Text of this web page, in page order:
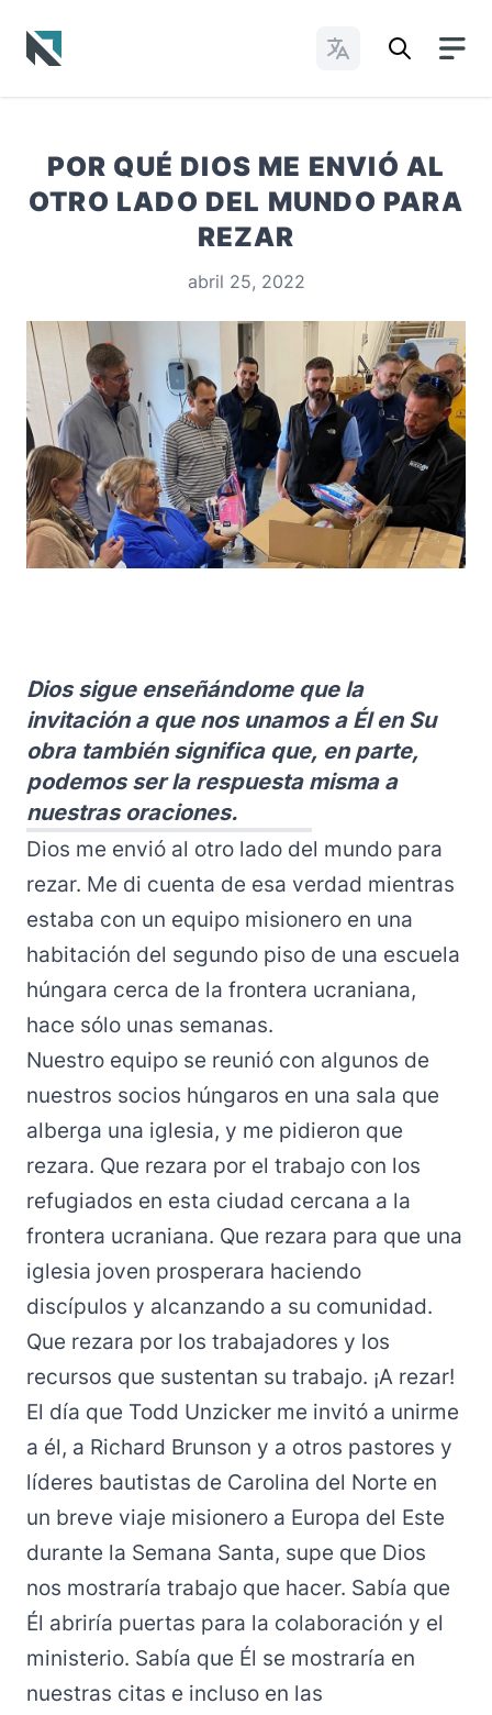
Cambiar idioma
POR QUÉ DIOS ME ENVIÓ AL
OTRO LADO DEL MUNDO PARA
REZAR
abril 25, 2022
Dios sigue enseñándome que la
invitación a que nos unamos a Él en Su
obra también significa que, en parte,
podemos ser la respuesta misma a
nuestras oraciones.
Dios me envió al otro lado del mundo para
rezar. Me di cuenta de esa verdad mientras
estaba con un equipo misionero en una
habitación del segundo piso de una escuela
húngara cerca de la frontera ucraniana,
hace sólo unas semanas.
Nuestro equipo se reunió con algunos de
nuestros socios húngaros en una sala que
alberga una iglesia, y me pidieron que
rezara. Que rezara por el trabajo con los
refugiados en esta ciudad cercana a la
frontera ucraniana. Que rezara para que una
iglesia joven prosperara haciendo
discípulos y alcanzando a su comunidad.
Que rezara por los trabajadores y los
recursos que sustentan su trabajo. ¡A rezar!
El día que Todd Unzicker me invitó a unirme
a él, a Richard Brunson y a otros pastores y
líderes bautistas de Carolina del Norte en
un breve viaje misionero a Europa del Este
durante la Semana Santa, supe que Dios
nos mostraría trabajo que hacer. Sabía que
Él abriría puertas para la colaboración y el
ministerio. Sabía que Él se mostraría en
nuestras citas e incluso en las